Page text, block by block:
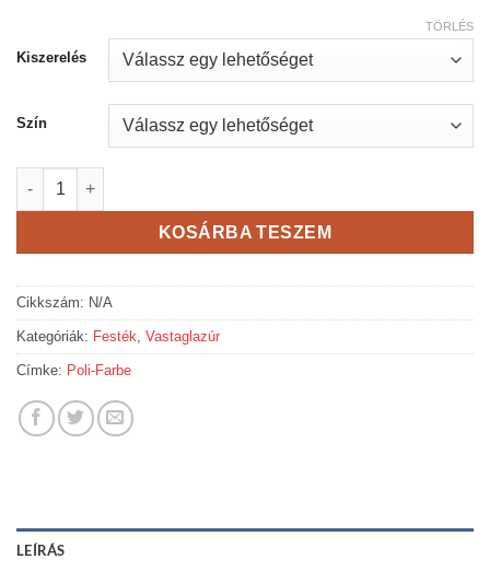
Kiszerelés
Szín
TÖRLÉS
Poli-Farbe Boróka vízzel hígítható fabevonó vastaglazúr
KOSÁRBA TESZEM
Cikkszám: N/A
Kategóriák: Festék Vastaglazúr
Címke: Poli-Farbe
LEÍRÁS